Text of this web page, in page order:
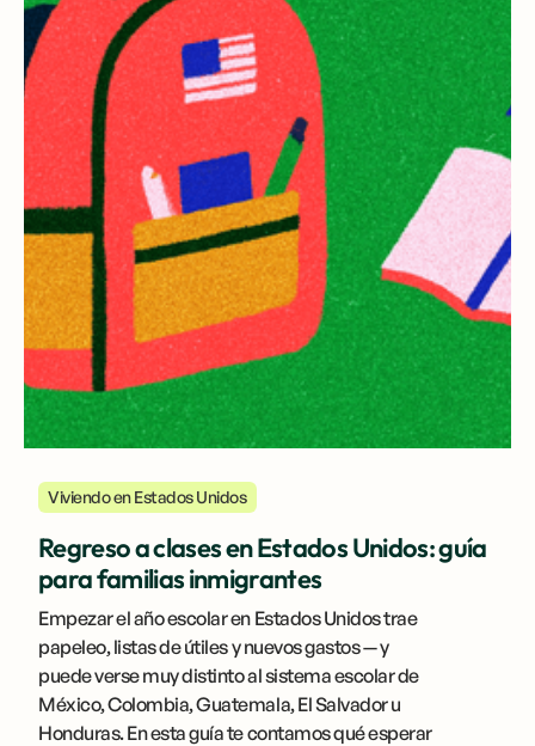
Viviendo en Estados Unidos
Regreso a clases en Estados Unidos: guía
para familias inmigrantes
Empezar el año escolar en Estados Unidos trae
papeleo, listas de útiles y nuevos gastos — y
puede verse muy distinto al sistema escolar de
México, Colombia, Guatemala, El Salvador u
Honduras. En esta guía te contamos qué esperar